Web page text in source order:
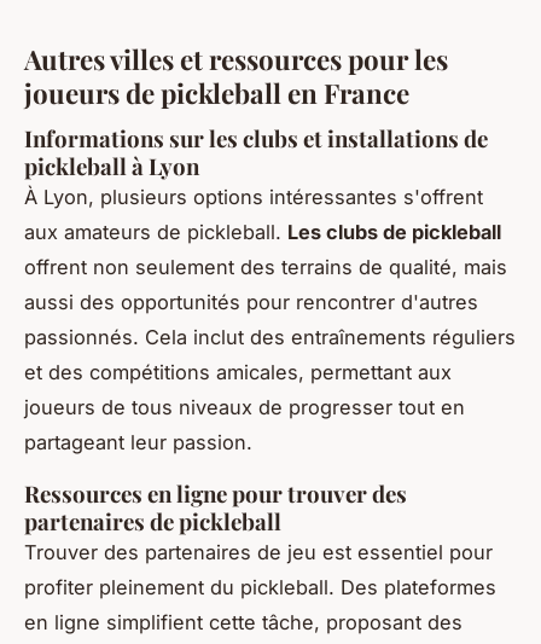
Autres villes et ressources pour les
joueurs de pickleball en France
Informations sur les clubs et installations de
pickleball à Lyon
À Lyon, plusieurs options intéressantes s'offrent
aux amateurs de pickleball. Les clubs de pickleball
offrent non seulement des terrains de qualité, mais
aussi des opportunités pour rencontrer d'autres
passionnés. Cela inclut des entraînements réguliers
et des compétitions amicales, permettant aux
joueurs de tous niveaux de progresser tout en
partageant leur passion.
Ressources en ligne pour trouver des
partenaires de pickleball
Trouver des partenaires de jeu est essentiel pour
profiter pleinement du pickleball. Des plateformes
en ligne simplifient cette tâche, proposant des